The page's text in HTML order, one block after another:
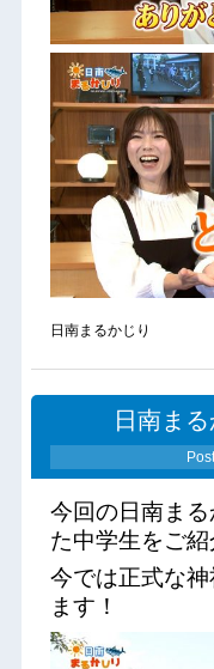
日南まるかじり
日南ま
今回の日南ま
た中学生をご紹
今では正式な
ます！